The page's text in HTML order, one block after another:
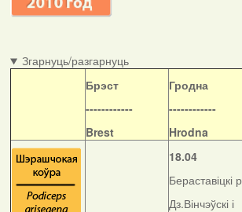
Згарнуць/разгарнуць
Брэст
------------
Brest
Гродна
------------
Hrodna
18.04
Бераставіцкі
Дз.Вінчэўскі і